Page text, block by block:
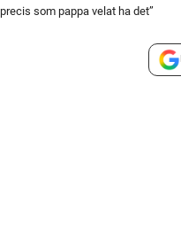
som pappa velat ha det”